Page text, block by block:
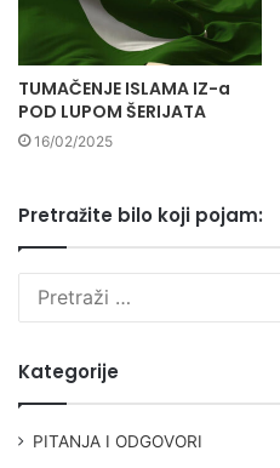
TUMAČENJE ISLAMA IZ-a
POD LUPOM ŠERIJATA
16/02/2025
Pretražite bilo koji pojam:
Kategorije
PITANJA I ODGOVORI